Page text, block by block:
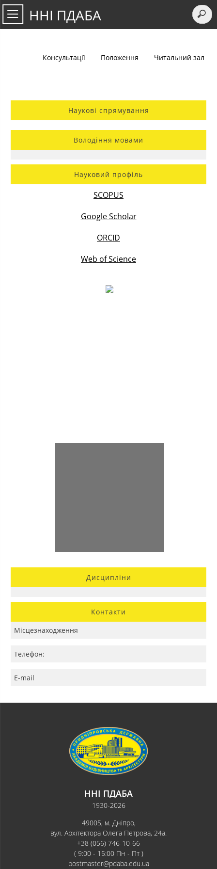
ННІ ПДАБА
Консультації Положення Читальний зал
Наукові спрямування
Володіння мовами
Науковий профіль
SCOPUS
Google Scholar
ORCID
Web of Science
Дисципліни
Контакти
Місцезнаходження
Телефон:
E-mail
ННІ ПДАБА
1930-2026
49005, м. Дніпро,
вул. Архітектора Олега Петрова, 24а.
+38 (056) 746-10-66
( 9:00 - 15:00 Пн - Пт )
postmaster@pdaba.edu.ua